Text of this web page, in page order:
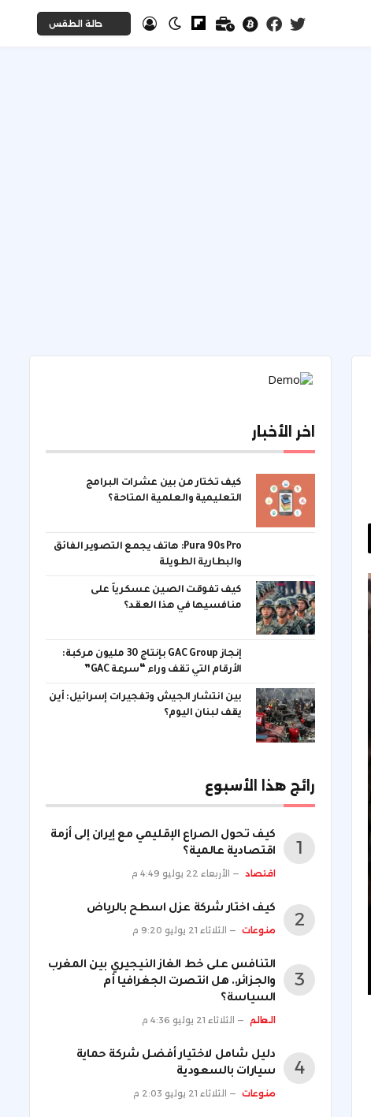
حالة الطقس
اخر الأخبار
كيف تختار من بين عشرات البرامج
التعليمية والعلمية المتاحة؟
Pura 90s Pro: هاتف يجمع التصوير الفائق
والبطارية الطويلة
كيف تفوقت الصين عسكرياً على
منافسيها في هذا العقد؟
إنجاز GAC Group بإنتاج 30 مليون مركبة:
الأرقام التي تقف وراء “سرعة GAC”
بين انتشار الجيش وتفجيرات إسرائيل: أين
يقف لبنان اليوم؟
رائج هذا الأسبوع
كيف تحول الصراع الإقليمي مع إيران إلى أزمة
اقتصادية عالمية؟
اقتصاد الأربعاء 22 يوليو 4:49 م
كيف اختار شركة عزل اسطح بالرياض
منوعات الثلاثاء 21 يوليو 9:20 م
التنافس على خط الغاز النيجيري بين المغرب
والجزائر.. هل انتصرت الجغرافيا أم
السياسة؟
العالم الثلاثاء 21 يوليو 4:36 م
دليل شامل لاختيار أفضل شركة حماية
سيارات بالسعودية
منوعات الثلاثاء 21 يوليو 2:03 م